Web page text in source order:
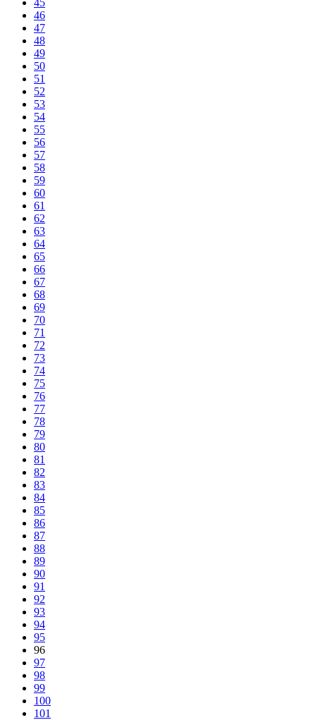
46
47
48
49
50
51
52
53
54
55
56
57
58
59
60
61
62
63
64
65
66
67
68
69
70
71
72
73
74
75
76
77
78
79
80
81
82
83
84
85
86
87
88
89
90
91
92
93
94
95
96
97
98
99
100
101